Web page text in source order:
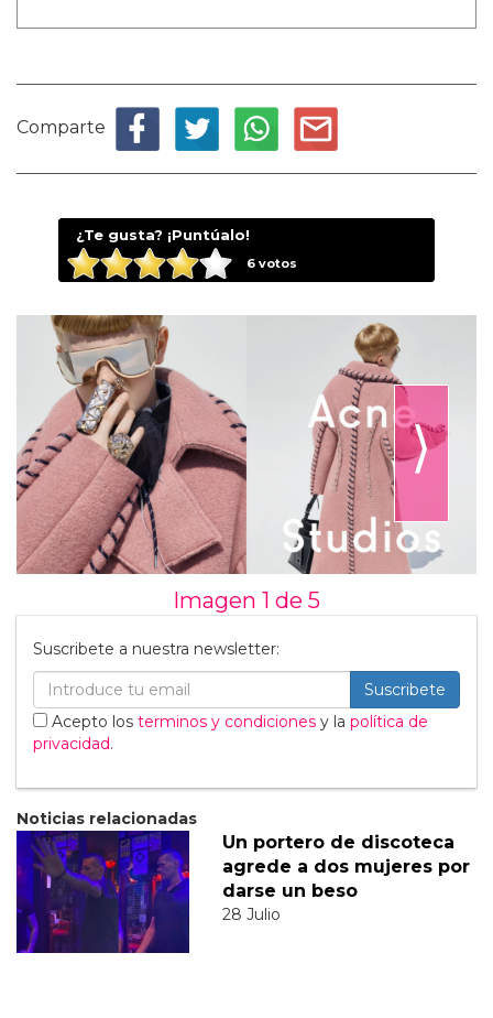
Comparte
¿Te gusta? ¡Puntúalo!
6votos
⟩
Imagen 1 de 5
Suscribete a nuestra newsletter:
Suscribete
Acepto los terminos y condiciones y la política de
privacidad.
Noticias relacionadas
Un portero de discoteca
agrede a dos mujeres por
darse un beso
28 Julio